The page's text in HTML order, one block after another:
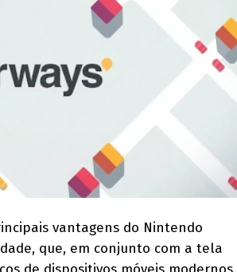
vantagens do Nintendo
que, em conjunto com a tela